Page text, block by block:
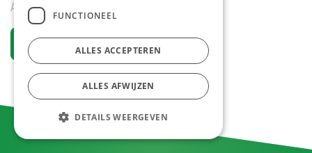
Actief
Vraag een account aan
FUNCTIONEEL
ALLES ACCEPTEREN
ALLES AFWIJZEN
DETAILS WEERGEVEN